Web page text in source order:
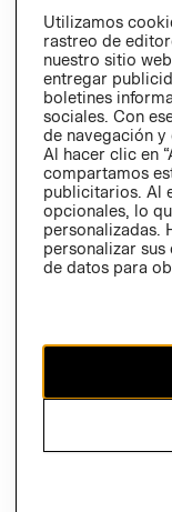
Ecuador ($)
El contenido de esta
propiedad de H&M
Utilizamos
rastreo de
nuestro sitio
entregar
boletines
sociales. Con
de navegación y
Al hacer clic en
compartamos
publicitarios. Al
opcionales, lo
personalizadas.
personalizar
de datos para